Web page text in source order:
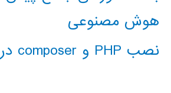
هوش مصنوعی
نصب PHP و composer در ویندوز 10